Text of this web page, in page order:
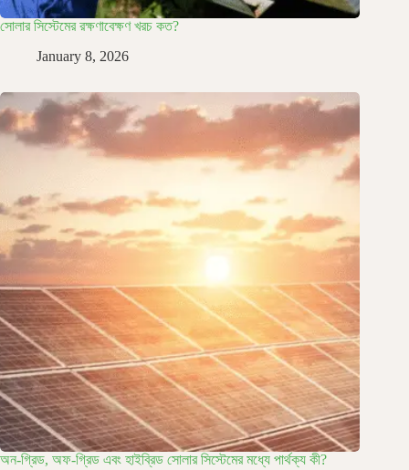
সোলার সিস্টেমের রক্ষণাবেক্ষণ খরচ কত?
January 8, 2026
অন-গ্রিড, অফ-গ্রিড এবং হাইব্রিড সোলার সিস্টেমের মধ্যে পার্থক্য কী?